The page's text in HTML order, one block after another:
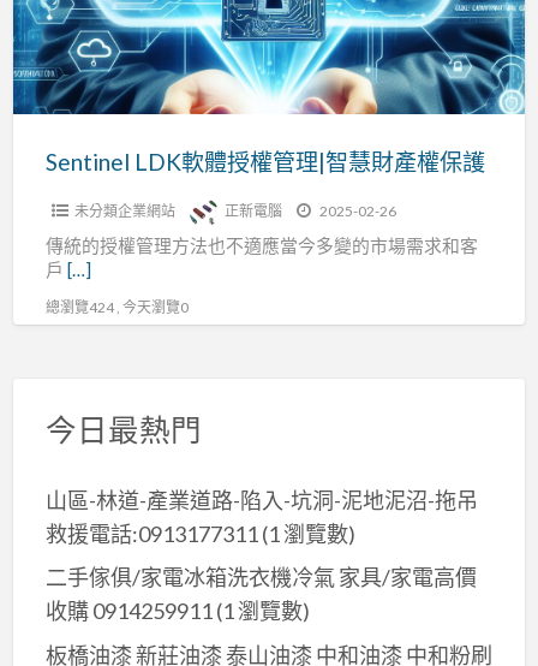
碼
權
管
理|
智
Sentinel LDK軟體授權管理|智慧財產權保護
未分類企業網站 正新電腦 2025-02-26
傳統的授權管理方法也不適應當今多變的市場需求和客
戶 […]
總瀏覽424 , 今天瀏覽0
今日最熱門
山區-林道-產業道路-陷入-坑洞-泥地泥沼-拖吊
救援電話:0913177311(1 瀏覽數)
二手傢俱/家電冰箱洗衣機冷氣 家具/家電高價
收購 0914259911(1 瀏覽數)
板橋油漆 新莊油漆 泰山油漆 中和油漆 中和粉刷